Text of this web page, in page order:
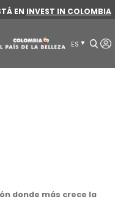
ESTÁ ENINVEST